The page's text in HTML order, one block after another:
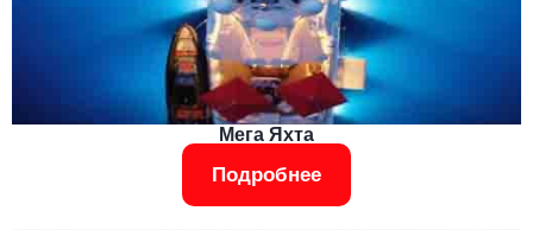
Мега Яхта
Подробнее